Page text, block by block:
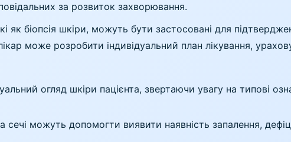
за розвиток захворювання.
як біопсія шкіри, можуть бути застосовані для
може розробити індивідуальний план лікування,
огляд шкіри пацієнта, звертаючи увагу на типові
сечі можуть допомогти виявити наявність запалення,